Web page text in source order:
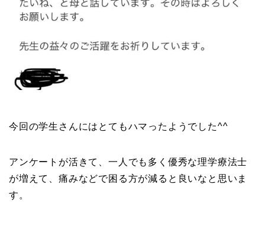
今回の学生さんにはとてもハマったようでした^^
アンケートが活きて、一人でも多く優秀な理学療法士
が増えて、痛みなどで困る方が減ると良いなと思いま
す。